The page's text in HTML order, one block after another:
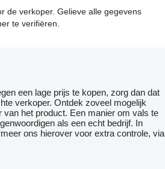
de verkoper. Gelieve alle gegevens
te verifiëren.
een lage prijs te kopen, zorg dan dat
verkoper. Ontdek zoveel mogelijk
van het product. Een manier om vals te
als een echt bedrijf. In
ons hierover voor extra controle, via